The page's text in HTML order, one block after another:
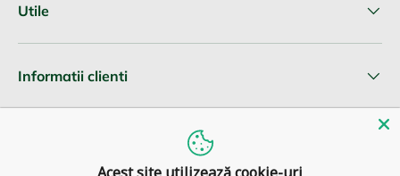
Utile
Informatii clienti